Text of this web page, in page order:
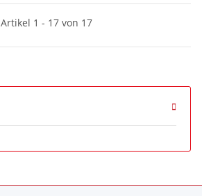
Artikel 1 - 17 von 17